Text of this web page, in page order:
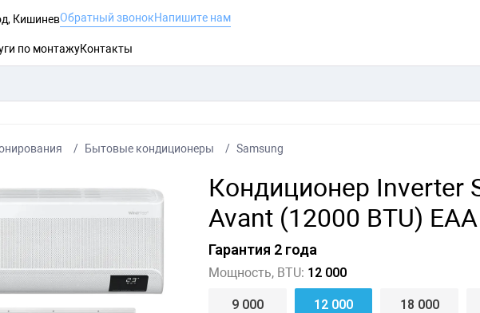
КишиневОбратный звонокНапишите нам
по монтажуКонтакты
Бытовые кондиционеры Samsung
Кондиционер Inverter
Avant (12000 BTU) EAA
Гарантия 2 года
Мощность, BTU: 12 000
9 000 12 000 18 000